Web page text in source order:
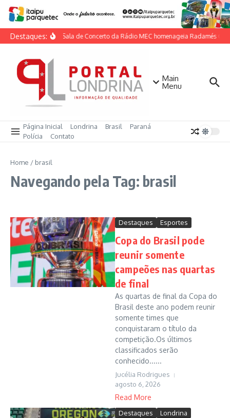
Ir para o conteúdo
Destaques:Programa Sala de Concerto da Rádio MEC homenageia Radamés
Main
Menu
Página Inicial Londrina Brasil
Paraná
Polícia
Contato
Home / brasil
Navegando pela Tag: brasil
Destaques Esportes
Copa do Brasil pode
reunir somente
campeões nas quartas
de final
As quartas de final da Copa do
Brasil deste ano podem reunir
somente times que
conquistaram o título da
competição.Os últimos
classificados serão
conhecido......
Jucélia Rodrigues
agosto 6, 2026
Read More
Destaques Londrina